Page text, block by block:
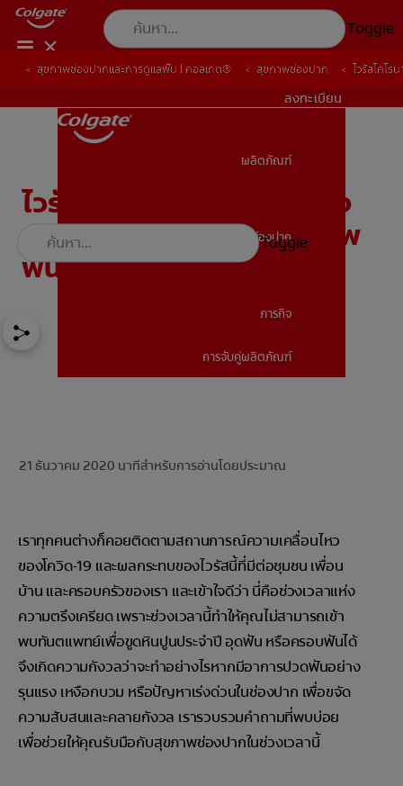
Toggle
ลงทะเบียน
ลงทะเบียน
ผลิตภัณฑ์
สุขภาพช่องปาก
ภารกิจ
การจับคู่ผลิตภัณฑ์
Toggle
สุขภาพช่องปากและการดูแลฟัน | คอลเกต® สุขภาพช่องปาก ไวรัสโคโ
ไวรัสโคโรนาและ สุขภาพช่อง
ปาก ฉันควรดูแลรักษาสุขภาพ
ฟันอย่างไร?
21 ธันวาคม 2020 นาทีสำหรับการอ่านโดยประมาณ
เราทุกคนต่างก็คอยติดตามสถานการณ์ความเคลื่อนไหว
ของโควิด-19 และผลกระทบของไวรัสนี้ที่มีต่อชุมชน เพื่อน
บ้าน และครอบครัวของเรา และเข้าใจดีว่า นี่คือช่วงเวลาแห่ง
ความตรึงเครียด เพราะช่วงเวลานี้ทำให้คุณไม่สามารถเข้า
พบทันตแพทย์เพื่อขูดหินปูนประจำปี อุดฟัน หรือครอบฟันได้
จึงเกิดความกังวลว่าจะทำอย่างไรหากมีอาการปวดฟันอย่าง
รุนแรง เหงือกบวม หรือปัญหาเร่งด่วนในช่องปาก เพื่อขจัด
ความสับสนและคลายกังวล เรารวบรวมคำถามที่พบบ่อย
เพื่อช่วยให้คุณรับมือกับสุขภาพช่องปากในช่วงเวลานี้